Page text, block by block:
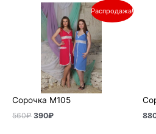
Распродажа!
Сорочка М105
560₽
Первоначальная
цена
составляла
560₽.
390₽
Текущая
цена:
390₽.